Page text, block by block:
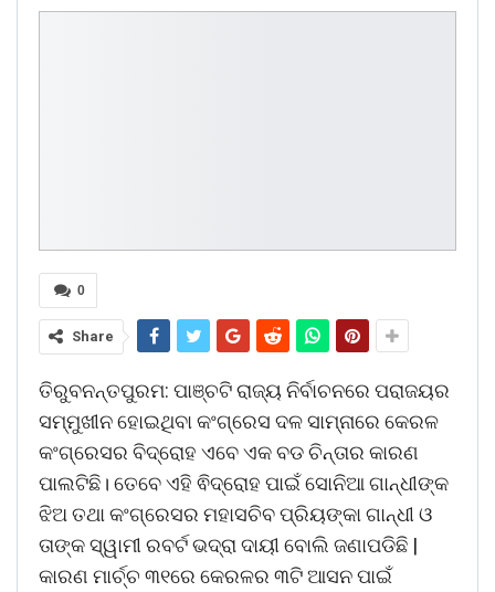
0
Share
ତିରୁବନନ୍ତପୁରମ: ପାଞ୍ଚଟି ରାଜ୍ୟ ନିର୍ବାଚନରେ ​​ପରାଜୟର
ସମ୍ମୁଖୀନ ହୋଇଥିବା କଂଗ୍ରେସ ଦଳ ସାମ୍ନାରେ କେରଳ
କଂଗ୍ରେସର ବିଦ୍ରୋହ ଏବେ ଏକ ବଡ ଚିନ୍ତାର କାରଣ
ପାଲଟିଛି। ତେବେ ଏହି ଵିଦ୍ରୋହ ପାଇଁ ସୋନିଆ ଗାନ୍ଧୀଙ୍କ
ଝିଅ ତଥା କଂଗ୍ରେସର ମହାସଚିବ ପ୍ରିୟଙ୍କା ଗାନ୍ଧୀ ଓ
ତାଙ୍କ ସ୍ୱାମୀ ରବର୍ଟ ଭଦ୍ରା ଦାୟୀ ବୋଲି ଜଣାପଡିଛି |
କାରଣ ମାର୍ଚ୍ଚ ୩୧ରେ କେରଳର ୩ଟି ଆସନ ପାଇଁ